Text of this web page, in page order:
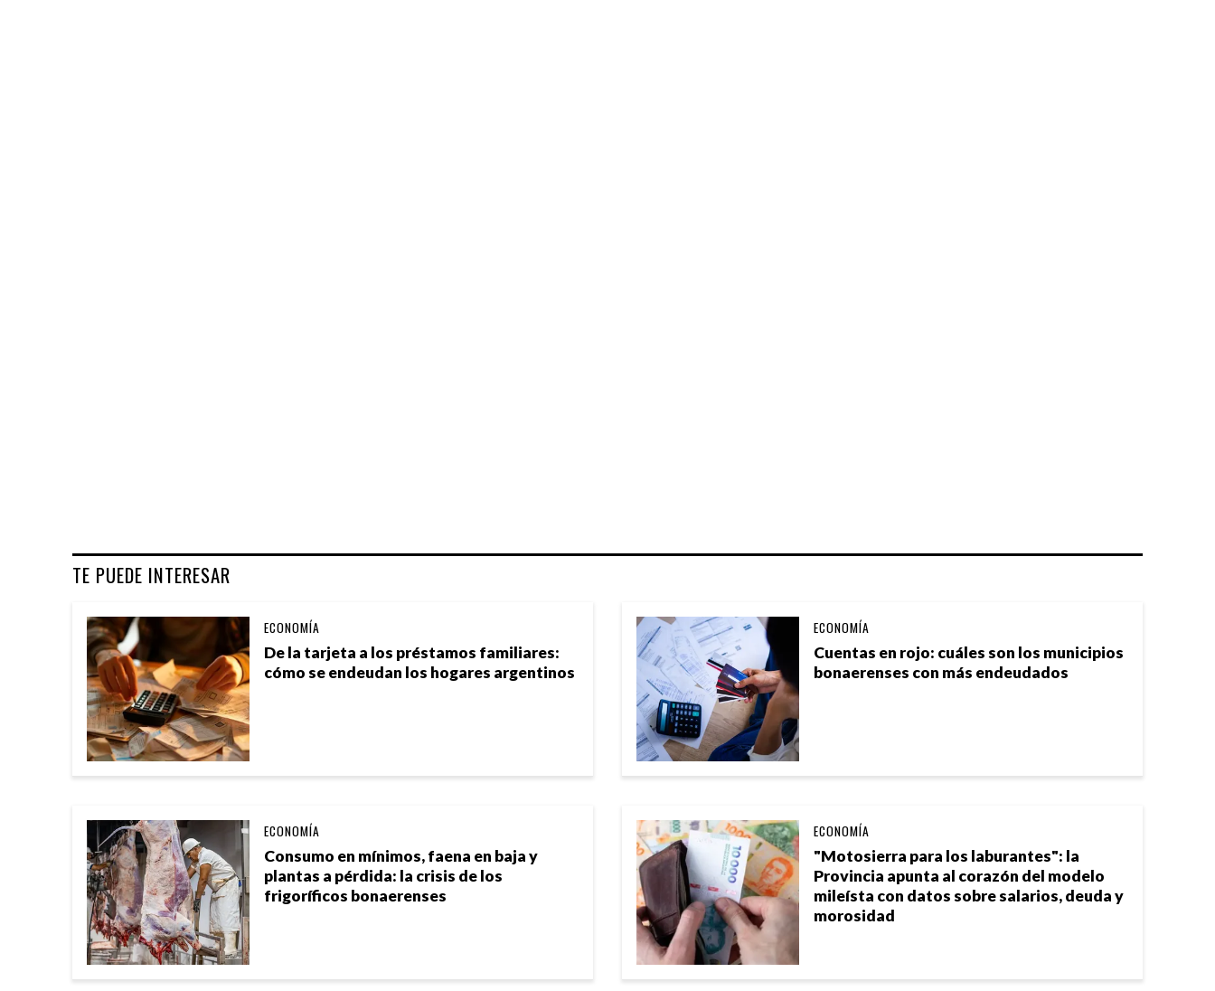
TE PUEDE INTERESAR
De la tarjeta a los préstamos familiares:
cómo se endeudan los hogares argentinos
ECONOMÍA
Cuentas en rojo: cuáles son los municipios
bonaerenses con más endeudados
ECONOMÍA
Consumo en mínimos, faena en baja y
plantas a pérdida: la crisis de los
frigoríficos bonaerenses
ECONOMÍA
"Motosierra para los laburantes": la
Provincia apunta al corazón del modelo
mileísta con datos sobre salarios, deuda y
morosidad
ECONOMÍA